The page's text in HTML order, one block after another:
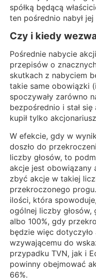
spółką będącą
ten pośrednio nabył jej
Czy i kiedy
Pośrednie nabycie
przepisów o
skutkach z nabyciem
takie same obowiązki
spoczywały zarówno
bezpośrednio i stał
kupił tylko
W efekcie, gdy w
doszło do
liczby głosów, to
akcje jest obowiązany
zbyć akcje w takiej
przekroczonego
ilości, która
ogólnej liczby głosów,
albo 100%, gdy
będzie więc
wzywającemu do
przypadku TVN, jak i
powinny obejmować
66%.